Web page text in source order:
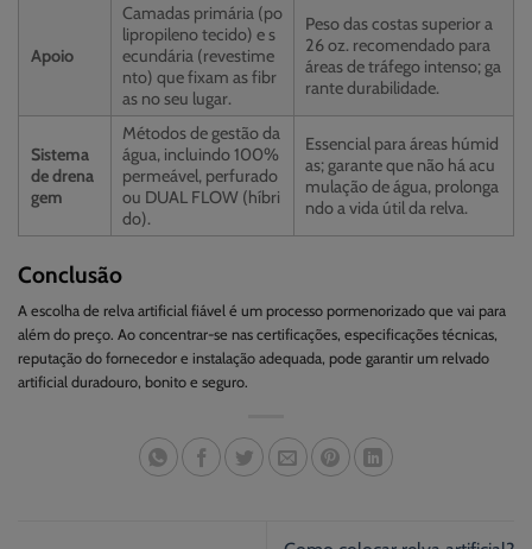
Apoio
Camadas primária (po
lipropileno tecido) e s
ecundária (revestime
nto) que fixam as fibr
as no seu lugar.
Peso das costas superior a
26 oz. recomendado para
áreas de tráfego intenso; ga
rante durabilidade.
Sistema
de drena
gem
Métodos de gestão da
água, incluindo 100%
permeável, perfurado
ou DUAL FLOW (híbri
do).
Essencial para áreas húmid
as; garante que não há acu
mulação de água, prolonga
ndo a vida útil da relva.
Conclusão
A escolha de relva artificial fiável é um processo pormenorizado que vai para
além do preço. Ao concentrar-se nas certificações, especificações técnicas,
reputação do fornecedor e instalação adequada, pode garantir um relvado
artificial duradouro, bonito e seguro.